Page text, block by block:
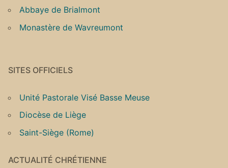
Abbaye de Brialmont
Monastère de Wavreumont
SITES OFFICIELS
Unité Pastorale Visé Basse Meuse
Diocèse de Liège
Saint-Siège (Rome)
ACTUALITÉ CHRÉTIENNE